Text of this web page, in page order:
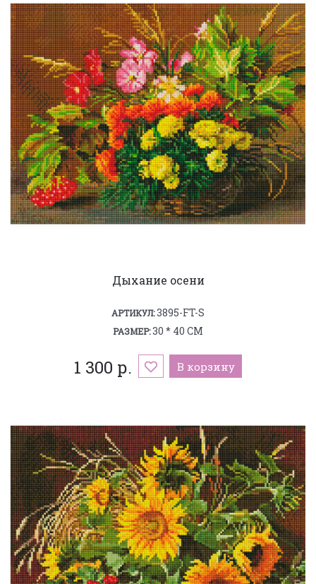
Дыхание осени
АРТИКУЛ:3895-FT-S
РАЗМЕР:30 * 40 СМ
1 300 р. В корзину